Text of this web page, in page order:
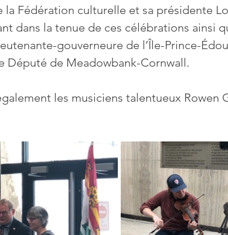
la Fédération culturelle et sa présidente
dans la tenue de ces célébrations ainsi
gouverneure de l’Île-Prince-
Député de Meadowbank-Cornwall.
les musiciens talentueux Rowen